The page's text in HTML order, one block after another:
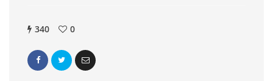
340 0